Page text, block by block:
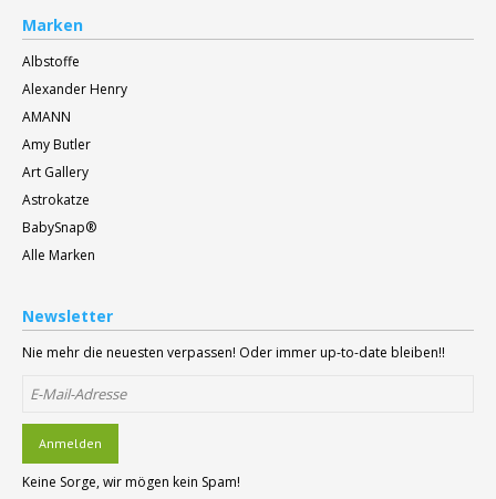
Marken
Albstoffe
Alexander Henry
AMANN
Amy Butler
Art Gallery
Astrokatze
BabySnap®
Alle Marken
Newsletter
Nie mehr die neuesten verpassen! Oder immer up-to-date bleiben!!
Anmelden
Keine Sorge, wir mögen kein Spam!